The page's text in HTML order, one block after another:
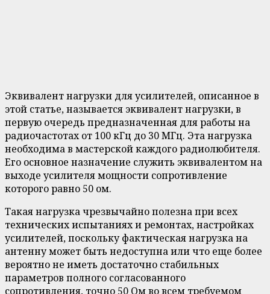
Эквивалент нагрузки для усилителей, описанное в
этой статье, называется эквивалент нагрузки, в
первую очередь предназначенная для работы на
радиочастотах от 100 кГц до 30 МГц. Эта нагрузка
необходима в мастерской каждого радиолюбителя.
Его основное назначение служить эквивалентом на
выходе усилителя мощности сопротивление
которого равно 50 ом.
Такая нагрузка чрезвычайно полезна при всех
технических испытаниях и ремонтах, настройках
усилителей, поскольку фактическая нагрузка на
антенну может быть недоступна или что еще более
вероятно не иметь достаточно стабильных
параметров полного согласованного
сопротивления, точно 50 Ом во всем требуемом